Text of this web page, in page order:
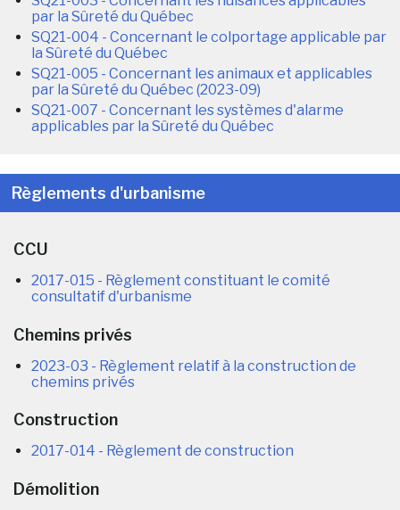
par la Sûreté du Québec
SQ21-004 - Concernant le colportage applicable par
la Sûreté du Québec
SQ21-005 - Concernant les animaux et applicables
par la Sûreté du Québec (2023-09)
SQ21-007 - Concernant les systèmes d'alarme
applicables par la Sûreté du Québec
Règlements d'urbanisme
CCU
2017-015 - Règlement constituant le comité
consultatif d'urbanisme
Chemins privés
2023-03 - Règlement relatif à la construction de
chemins privés
Construction
2017-014 - Règlement de construction
Démolition